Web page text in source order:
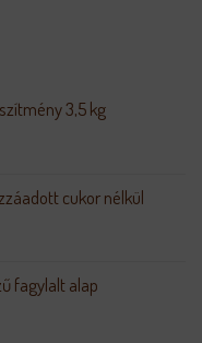
3,5 kg
cukor nélkül
fagylalt alap